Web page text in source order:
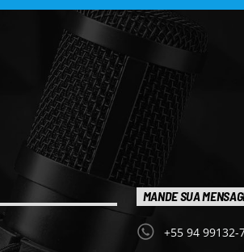
MANDE SUA
+55 94 99132-